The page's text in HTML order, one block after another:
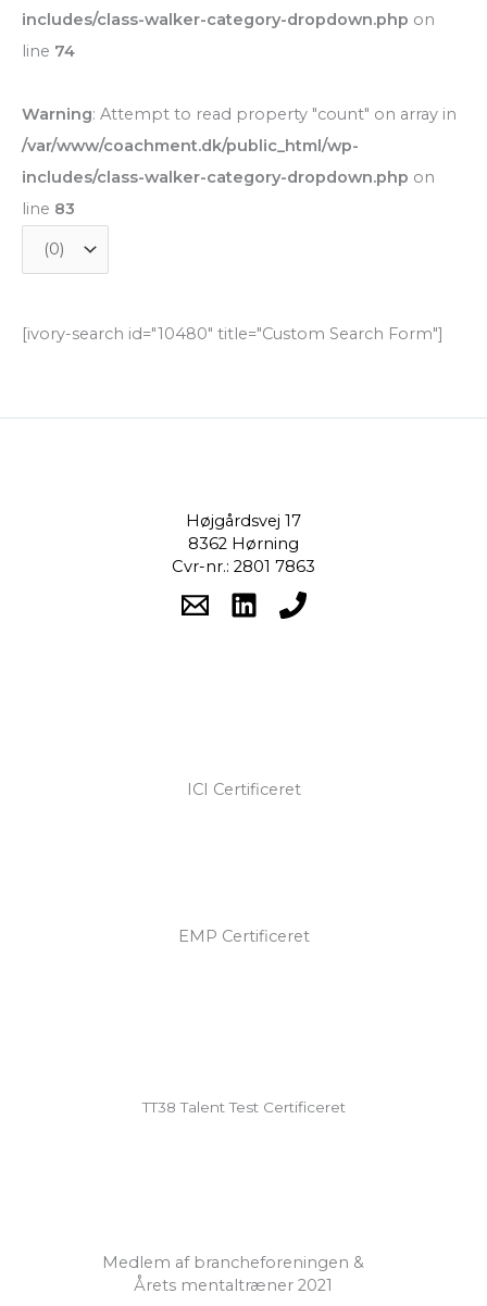
includes/class-walker-category-dropdown.php on
line 74
Warning: Attempt to read property "count" on array in
/var/www/coachment.dk/public_html/wp-
includes/class-walker-category-dropdown.php on
line 83
[ivory-search id="10480" title="Custom Search Form"]
Højgårdsvej 17
8362 Hørning
Cvr-nr.: 2801 7863
ICI Certificeret
EMP Certificeret
TT38 Talent Test Certificeret
Medlem af brancheforeningen &
Årets mentaltræner 2021